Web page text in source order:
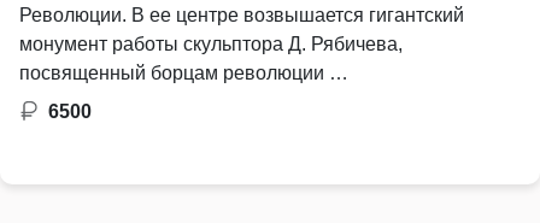
Революции. В ее центре возвышается гигантский
монумент работы скульптора Д. Рябичева,
посвященный борцам революции …
6500